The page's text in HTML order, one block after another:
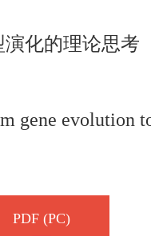
化的理论思考
gene evolution
PDF (PC)